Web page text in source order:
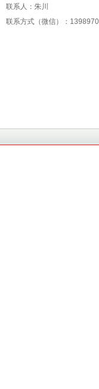
联系人：朱川
联系方式（微信）：